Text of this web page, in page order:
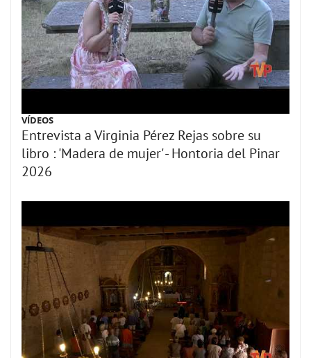
VÍDEOS
Entrevista a Virginia Pérez Rejas sobre su
libro : 'Madera de mujer' - Hontoria del Pinar
2026